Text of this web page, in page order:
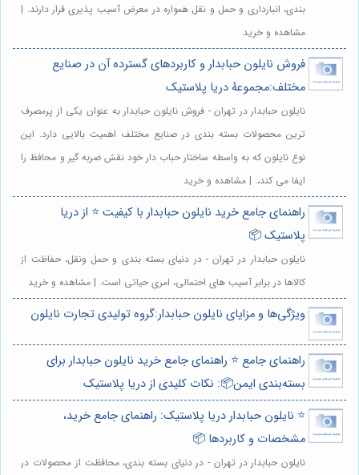
بندی، انبارداری و حمل و نقل همواره در معرض آسیب پذیری قرار دارند. |
مشاهده و خرید
فروش نایلون حبابدار و کاربردهای گسترده آن در صنایع
مختلف:مجموعهٔ دریا پلاستیک
نایلون حبابدار در تهران - فروش نایلون حبابدار به عنوان یکی از پرمصرف
ترین محصولات بسته بندی در صنایع مختلف اهمیت بالایی دارد. این
نوع نایلون که به واسطه ساختار حباب دار خود نقش ضربه گیر و محافظ را
ایفا می کند،. | مشاهده و خرید
راهنمای جامع خرید نایلون حبابدار با کیفیت ⭐️ از دریا
پلاستیک 📦
نایلون حبابدار در تهران - در دنیای بسته بندی و حمل ونقل، حفاظت از
کالاها در برابر آسیب های احتمالی، امری حیاتی است. | مشاهده و خرید
ویژگی‌ها و مزایای نایلون حبابدار:گروه تولیدی تجارت نایلون
راهنمای جامع ⭐️ راهنمای جامع خرید نایلون حبابدار برای
بسته‌بندی ایمن📦: نکات کلیدی از دریا پلاستیک
⭐️ نایلون حبابدار دریا پلاستیک: راهنمای جامع خرید،
مشخصات و کاربردها 📦
نایلون حبابدار در تهران - در دنیای بسته بندی، محافظت از محصولات در